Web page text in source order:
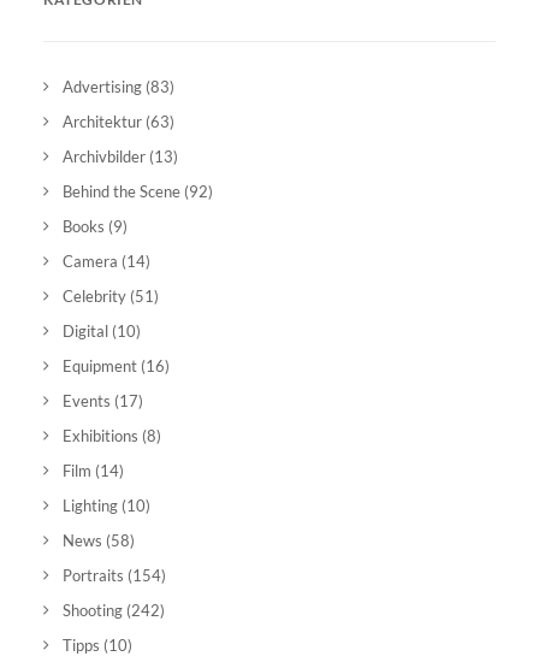
Advertising (83)
Architektur (63)
Archivbilder (13)
Behind the Scene (92)
Books (9)
Camera (14)
Celebrity (51)
Digital (10)
Equipment (16)
Events (17)
Exhibitions (8)
Film (14)
Lighting (10)
News (58)
Portraits (154)
Shooting (242)
Tipps (10)